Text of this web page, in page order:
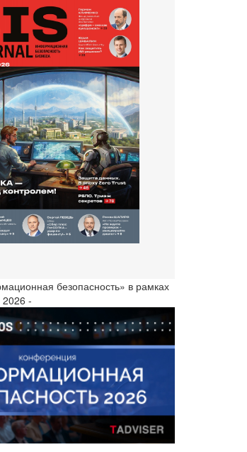
безопасность» в рамках
-